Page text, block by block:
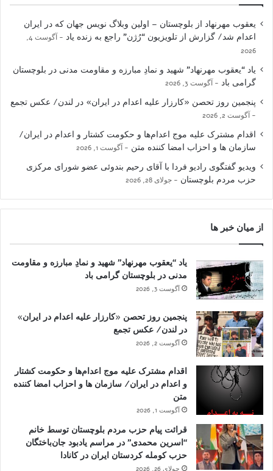
یعقوب مهرنهاد از بلوچستان – اولین وبلاگ نویس جهان که در ایران
اعدام شد/ گزارش از تلویزیون “رُژن” راجع به زنده یاد
آگوست 4,
2026
یاد “یعقوب مهرنهاد” شهید و نمادِ مبارزه و مقاومت مدنی در بلوچستان
گرامی باد
آگوست 3, 2026
پنجمین روز تحصن «کارزار علیه اعدام در ایران» در لندن/ عکس تجمع
آگوست 2, 2026
اقدام مشترک علیه موج اعدام‌ها و حکومت کشتار و اعدام در ایران/
سازمان ها و احزاب امضا کننده متن
آگوست 1, 2026
ویدیو گفتگوی رادیو فردا با آقای رحیم بندوئی عضو شورای مرکزی
حزب مردم بلوچستان
جولای 28, 2026
از میان خبر ها
یاد “یعقوب مهرنهاد” شهید و نمادِ مبارزه و مقاومت
مدنی در بلوچستان گرامی باد
آگوست 3, 2026
پنجمین روز تحصن «کارزار علیه اعدام در ایران»
در لندن/ عکس تجمع
آگوست 2, 2026
اقدام مشترک علیه موج اعدام‌ها و حکومت کشتار
و اعدام در ایران/ سازمان ها و احزاب امضا کننده
متن
آگوست 1, 2026
قرائت پیام حزب مردم بلوچستان توسط خانم
“اسرین محمدی” در مراسم یادبود جان‌باختگان
حزب کومله کردستان ایران در کانادا
جولای 26, 2026